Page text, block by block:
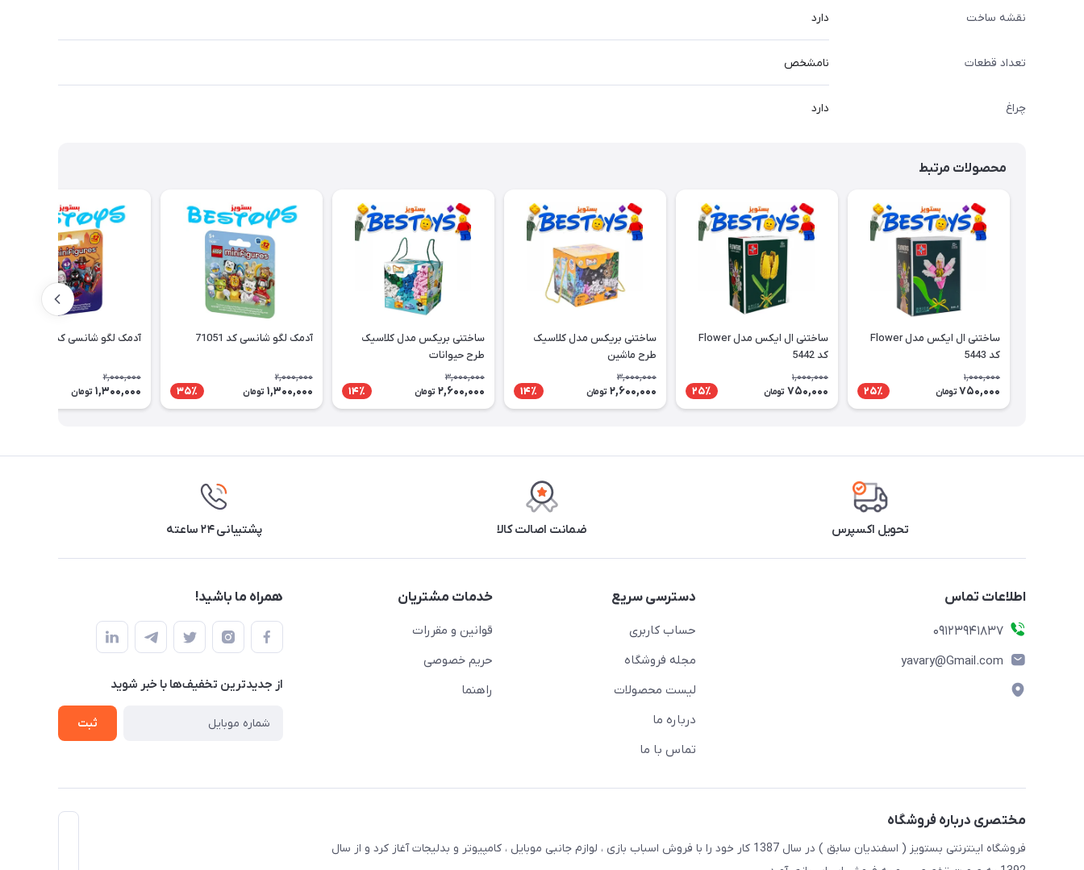
نقشه ساخت دارد
تعداد قطعات نامشخص
چراغ دارد
محصولات مرتبط
ساختنی ال ایکس مدل Flower
کد 5443
1,000,000
750,000 تومان 25٪
ساختنی ال ایکس مدل Flower
کد 5442
1,000,000
750,000 تومان 25٪
ساختنی بریکس مدل کلاسیک
طرح ماشین
3,000,000
2,600,000 تومان 14٪
ساختنی بریکس مدل کلاسیک
طرح حیوانات
3,000,000
2,600,000 تومان 14٪
آدمک لگو شانسی کد 71051
2,000,000
1,300,000 تومان 35٪
آدمک لگو شانسی کد 71050
2,000,000
1,300,000 تومان
تحویل اکسپرس ضمانت اصالت کالا پشتیبانی ۲۴ ساعته
اطلاعات تماس
09123941837
yavary@Gmail.com
دسترسی سریع
حساب کاربری
مجله فروشگاه
لیست محصولات
درباره ما
تماس با ما
خدمات مشتریان
قوانین و مقررات
حریم خصوصی
راهنما
همراه ما باشید!
از جدید‌ترین تخفیف‌ها با‌ خبر شوید
ثبت
مختصری درباره فروشگاه
فروشگاه اینترنتی بستویز ( اسفندیان سابق ) در سال 1387 کار خود را با فروش اسباب بازی ، لوازم جانبی موبایل ، کامپیوتر و بدلیجات آغاز کرد و از سال